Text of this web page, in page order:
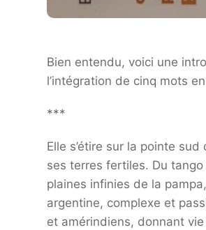
Bien entendu, voici une
l’intégration de cinq mots
***
Elle s’étire sur la pointe sud
ses terres fertiles. Du
plaines infinies de la
argentine, complexe et
et amérindiens, donnant